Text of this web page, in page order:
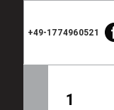
+49-1774960521
1